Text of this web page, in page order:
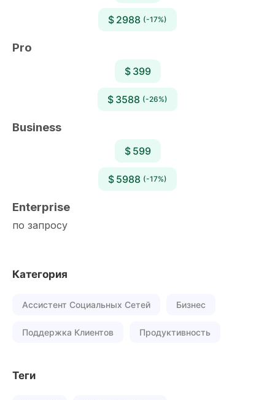
$ 2988 (-17%)
Pro
$ 399
$ 3588 (-26%)
Business
$ 599
$ 5988 (-17%)
Enterprise
по запросу
Категория
Ассистент Социальных Сетей Бизнес
Поддержка Клиентов Продуктивность
Теги